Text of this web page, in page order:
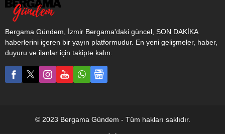
Bergama Gündem, İzmir Bergama'daki güncel, SON DAKİKA
haberlerini içeren bir yayın platformudur. En yeni gelişmeler, haber,
duyuru ve ilanlar için takipte kalın.
© 2023 Bergama Gündem - Tüm hakları saklıdır.